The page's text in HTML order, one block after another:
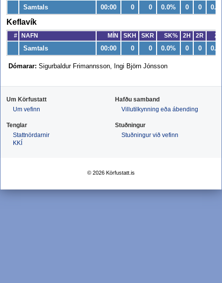
Samtals 00:00 0 0 0.0% 0 0
Keflavík
# NAFN MÍN SKH SKR SK% 2H 2R
Samtals 00:00 0 0 0.0% 0 0
Dómarar: Sigurbaldur Frimannsson, Ingi Björn Jónsson
Um Körfustatt
Um vefinn
Hafðu samband
Villutilkynning eða ábending
Tenglar
Stattnördarnir
KKÍ
Stuðningur
Stuðningur við vefinn
© 2026 Körfustatt.is